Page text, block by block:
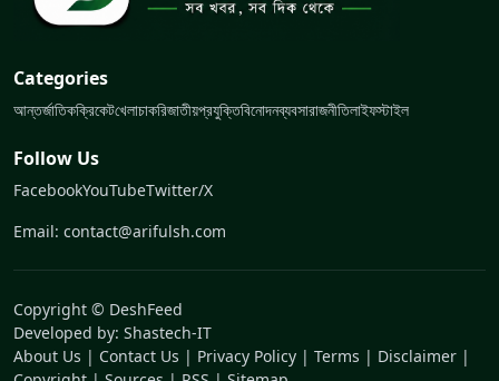
Categories
আন্তর্জাতিকক্রিকেটখেলাচাকরিজাতীয়প্রযুক্তিবিনোদনব্যবসারাজনীতিলাইফস্টাইল
Follow Us
FacebookYouTubeTwitter/X
Email: contact@arifulsh.com
Copyright © DeshFeed
Developed by: Shastech-IT
About Us | Contact Us | Privacy Policy | Terms | Disclaimer |